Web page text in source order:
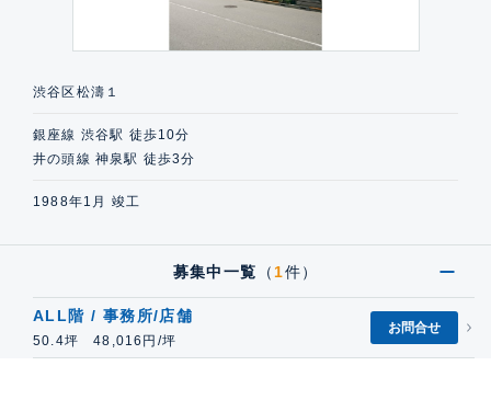
渋谷区松濤１
銀座線 渋谷駅 徒歩10分
井の頭線 神泉駅 徒歩3分
1988年1月 竣工
募集中一覧 （1件）
ALL階 / 事務所/店舗
50.4坪 48,016円/坪
お問合せ